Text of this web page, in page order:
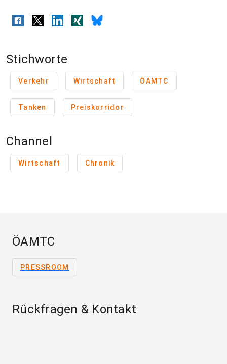
Stichworte
Verkehr Wirtschaft ÖAMTC
Tanken Preiskorridor
Channel
Wirtschaft Chronik
ÖAMTC
PRESSROOM
Rückfragen & Kontakt